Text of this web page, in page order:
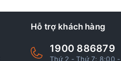
Hỗ trợ khách hàng
1900 886879
Thứ 2 - Thứ 7: 8:00